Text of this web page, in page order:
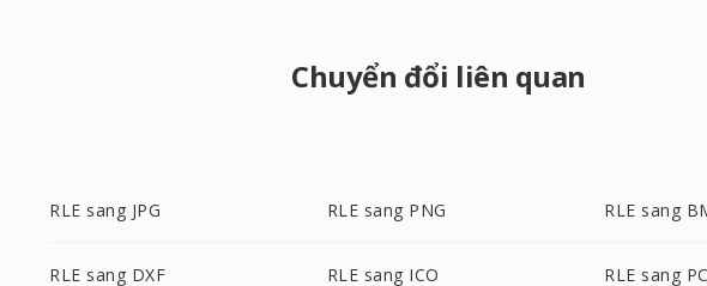
Chuyển đổi liên quan
RLE sang JPG RLE sang PNG RLE sang
RLE sang DXF RLE sang ICO RLE sang